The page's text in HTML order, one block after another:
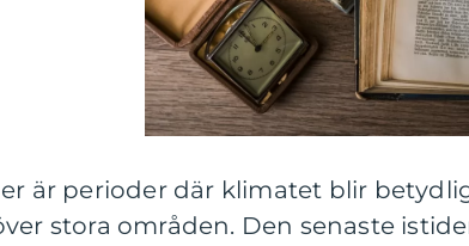
är perioder där klimatet blir
stora områden. Den senaste